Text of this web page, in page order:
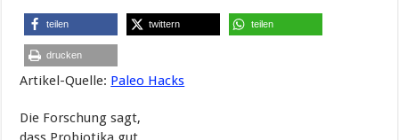
teilen twittern teilen
drucken
Artikel-Quelle: Paleo Hacks
Die Forschung sagt,